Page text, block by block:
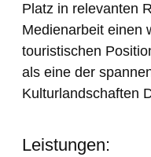
Platz in relevanten
Medienarbeit einen
touristischen
als eine der
Kulturlandschaften
Leistungen: